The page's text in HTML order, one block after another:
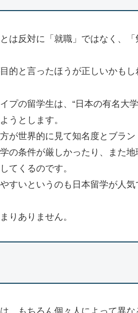
は反対に「就職」ではなく、
的と言ったほうが正しいかもし
プの留学生は、“日本の有名大
うとします。
が世界的に見て知名度とブラ
の条件が厳しかったり、また
てくるのです。
すいというのも日本留学が人気
りありません。